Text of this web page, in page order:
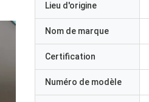
Lieu d'origine
Nom de marque
Certification
Numéro de modèle